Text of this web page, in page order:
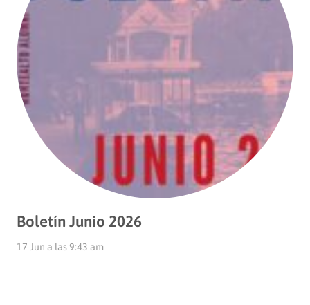
Boletín Junio 2026
17 Jun a las 9:43 am